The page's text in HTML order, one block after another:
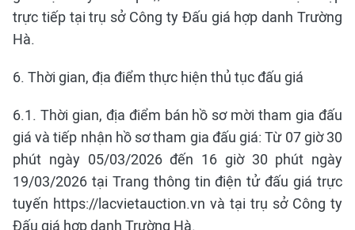
trực tiếp tại trụ sở Công ty Đấu giá hợp danh Trường
Hà.
6. Thời gian, địa điểm thực hiện thủ tục đấu giá
6.1. Thời gian, địa điểm bán hồ sơ mời tham gia đấu
giá và tiếp nhận hồ sơ tham gia đấu giá: Từ 07 giờ 30
phút ngày 05/03/2026 đến 16 giờ 30 phút ngày
19/03/2026 tại Trang thông tin điện tử đấu giá trực
tuyến https://lacvietauction.vn và tại trụ sở Công ty
Đấu giá hợp danh Trường Hà.